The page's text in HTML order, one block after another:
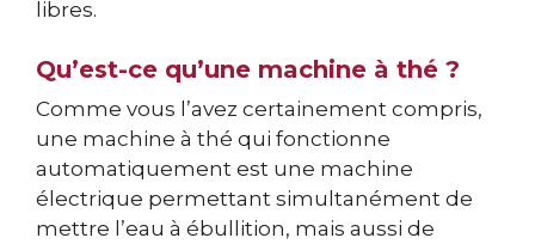
libres.
Qu’est-ce qu’une machine à thé ?
Comme vous l’avez certainement compris,
une machine à thé qui fonctionne
automatiquement est une machine
électrique permettant simultanément de
mettre l’eau à ébullition, mais aussi de